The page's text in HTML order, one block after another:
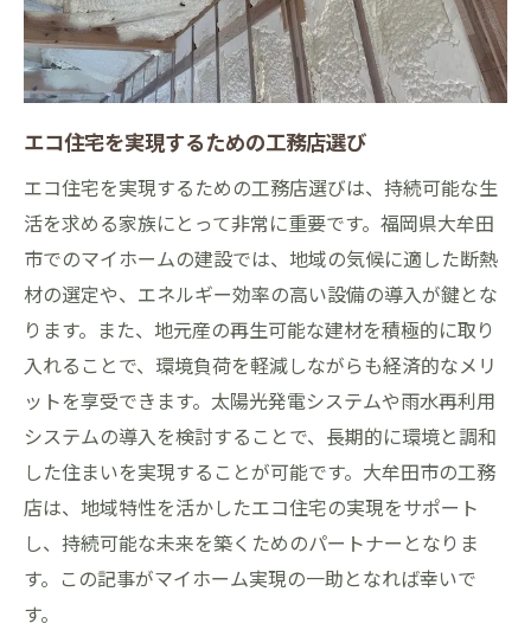
エコ住宅を実現するための工務店選び
エコ住宅を実現するための工務店選びは、持続可能な生
活を求める家族にとって非常に重要です。福岡県大牟田
市でのマイホームの建設では、地域の気候に適した断熱
材の選定や、エネルギー効率の高い設備の導入が鍵とな
ります。また、地元産の再生可能な建材を積極的に取り
入れることで、環境負荷を軽減しながらも経済的なメリ
ットを享受できます。太陽光発電システムや雨水再利用
システムの導入を検討することで、長期的に環境と調和
した住まいを実現することが可能です。大牟田市の工務
店は、地域特性を活かしたエコ住宅の実現をサポート
し、持続可能な未来を築くためのパートナーとなりま
す。この記事がマイホーム実現の一助となれば幸いで
す。